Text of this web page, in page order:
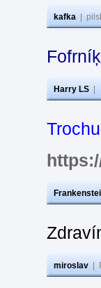
kafka
Harry LS
miroslav